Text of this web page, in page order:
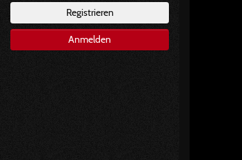
Registrieren
Anmelden